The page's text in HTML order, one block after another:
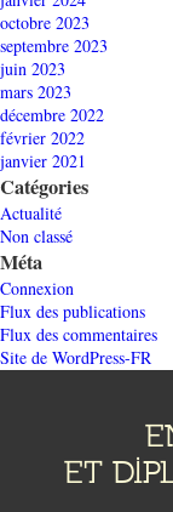
octobre 2023
septembre 2023
juin 2023
mars 2023
décembre 2022
février 2022
janvier 2021
Catégories
Actualité
Non classé
Méta
Connexion
Flux des publications
Flux des commentaires
Site de WordPress-FR
ET